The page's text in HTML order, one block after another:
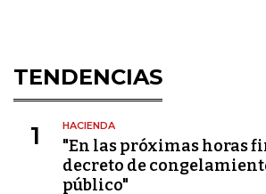
TENDENCIAS
1 HACIENDA
"En las próximas horas
decreto de
público"